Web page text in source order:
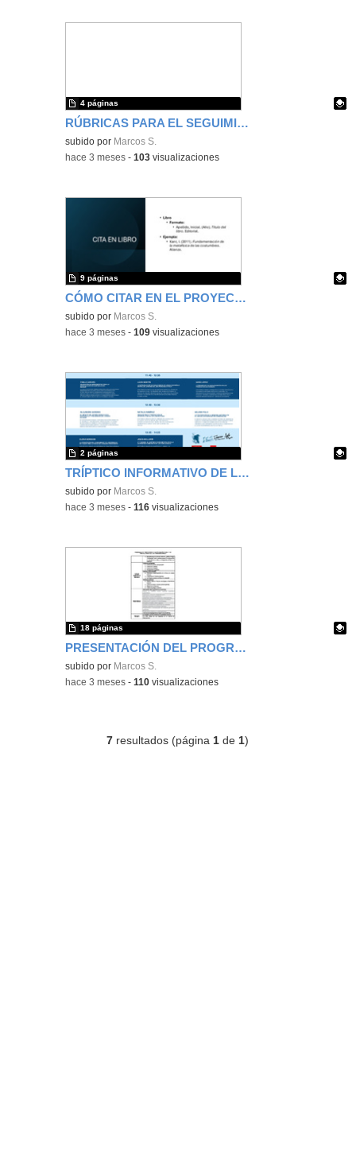
RÚBRICAS PARA EL SEGUIMIENTO DE LOS PROYECTOS DE INVESTIGACIÓN
Contenido educativo.
subido por Marcos S.
4 páginas
-hace 3 meses -103 visualizaciones
CÓMO CITAR EN EL PROYECTO DE INVESTIGACIÓN DE 1.º DE BACHILLERATO
Contenido educativo.
subido por Marcos S.
9 páginas
-hace 3 meses -109 visualizaciones
TRÍPTICO INFORMATIVO DE LAS DEFENSAS DE LOS PROYECTOS DE INVESTIGACIÓN DEL IES FRANCISCO AYALA CURSO 2025/26
Contenido educativo.
subido por Marcos S.
2 páginas
-hace 3 meses -116 visualizaciones
PRESENTACIÓN DEL PROGRAMA DE PROYECTOS DE INVESTIGACIÓN IES FRANCISCO AYALA
Contenido educativo.
subido por Marcos S.
18 páginas
-hace 3 meses -110 visualizaciones
7 resultados (página 1 de 1)